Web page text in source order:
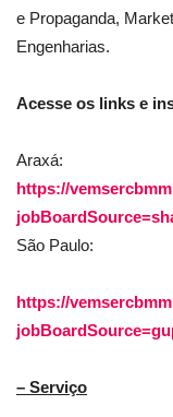
e Propaganda,
Engenharias.
Acesse os links e
Araxá:
https://
São Paulo:
https://
– Serviço